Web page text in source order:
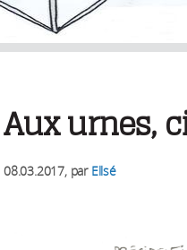
Aux urnes,
08.03.2017, par Ellsé